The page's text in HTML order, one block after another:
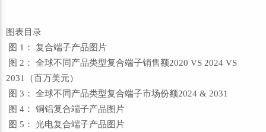
图表目录
图 1： 复合端子产品图片
图 2： 全球不同产品类型复合端子销售额2020 VS 2024 VS
2031（百万美元）
图 3： 全球不同产品类型复合端子市场份额2024 & 2031
图 4： 铜铝复合端子产品图片
图 5： 光电复合端子产品图片